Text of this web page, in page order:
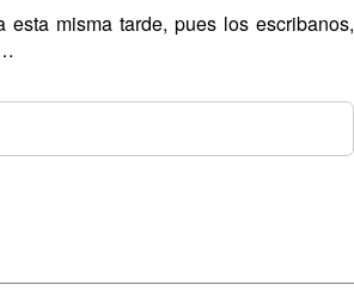
misma tarde, pues los escribanos,